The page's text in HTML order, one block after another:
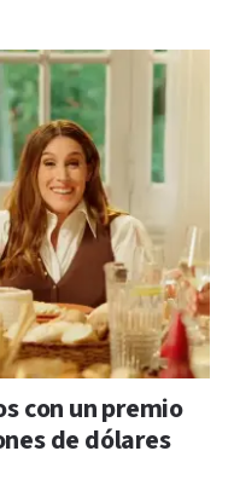
con un premio
de dólares